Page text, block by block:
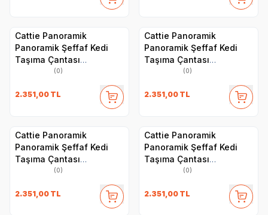
Cattie Panoramik
Panoramik Şeffaf Kedi
Taşıma Çantası
30x40x35cm - Pembe
(0)
2.351,00 TL
Cattie Panoramik
Panoramik Şeffaf Kedi
Taşıma Çantası
30x40x35cm - Mavi
(0)
2.351,00 TL
Cattie Panoramik
Panoramik Şeffaf Kedi
Taşıma Çantası
30x40x35cm - Mavi
(0)
2.351,00 TL
Cattie Panoramik
Panoramik Şeffaf Kedi
Taşıma Çantası
30x40x35cm - Kırmızı
(0)
2.351,00 TL